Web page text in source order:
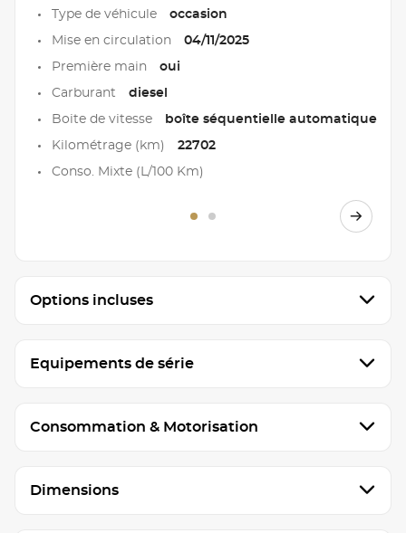
Type de véhicule occasion
Mise en circulation 04/11/2025
Première main oui
Carburant diesel
Boite de vitesse boîte séquentielle automatique
Kilométrage (km) 22702
Conso. Mixte (L/100 Km)
Options incluses
Equipements de série
Consommation & Motorisation
Dimensions